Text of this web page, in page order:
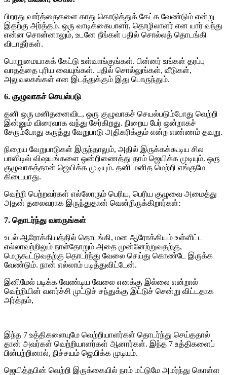
பிறரது வார்த்தைகளை காது கொடுத்துக் கேட்க வேண்டும் என்று
இதற்கு அர்த்தம். ஒரு வாடிக்கையாளர், தொழிலாளர் என யார் வந்து
என்ன சொன்னாலும், உடனே நீங்கள் பதில் சொல்லத் தொடங்கி
விடாதீர்கள்.
பொறுமையாகக் கேட்டு உள்வாங்குங்கள். பின்னர் உங்கள் தரப்பு
வாதத்தை புரிய வையுங்கள். பதில் சொல்லுங்கள், வீடுகள்,
அலுவலகங்கள் என இடத்துக்கும் இது பொருந்தும்.
6. குழுவாகச் செயல்படு
தனி ஒரு மனிதனைவிட, ஒரு குழுவாகச் செயல்படும்போது வெற்றி
இன்னும் விரைவாக வந்து சேர்கிறது. நிறைய பேர் ஒன்றாகச்
சேரும்போது கருத்து வேறுபாடு அதிகரிக்கும் என்ற எண்ணம் தவறு.
நிறைய வேறுபாடுகள் இருந்தாலும், அதில் இருக்கக்கூடிய சில
பாஸிடிவ் விஷயங்களை ஒன்றிணைத்து தாம் ஜெயிக்க முடியும். ஒரு
குழுவாகத்தான் ஜெயிக்க முடியும். தனி மனித மெற்றி எங்குமே
கிடையாது.
வெற்றி பெற்றவர்கள் எல்லோரும் பெரிய, பெரிய குழுவை அமைத்து
அதன் தலைவராக இருந்துதான் வென்றிருக்கிறார்கள்:
7. தொடர்ந்து வளருங்கள்
உடல் ஆரோக்கியத்தில் தொடங்கி, மன ஆரோக்கியம் உள்ளிட்ட
எல்லாவற்றிலும் நாள்தோறும் அதை முன்னேற்றுவதற்கு,
மெருகூட்டுவதற்கு தொடர்ந்து வேலை செய்து கொண்டே இருக்க
வேண்டும். நான் எல்லாம் படித்துவிட்டேன்.
இனிமேல் படிக்க வேண்டிய வேலை எனக்கு இல்லை என்றால்
வெற்றியின் வளர்ச்சி முட்டுச் சந்துக்கு இட்டுச் சென்று விட்டதாக
அர்த்தம்,
இந்த 7 உத்திகளையுமே வெற்றியாளர்கள் தொடர்ந்து செய்ததால்
தான் அவர்கள் வெற்றியாளர்கள் ஆனார்கள். இந்த 7 உத்திகளைப்
பின்பற்றினால், நிச்சயம் ஜெயிக்க முடியும்.
ஜெயித்தபின் வெற்றி இருக்கையில் நாம் மட்டுமே அமர்ந்து கொள்ள